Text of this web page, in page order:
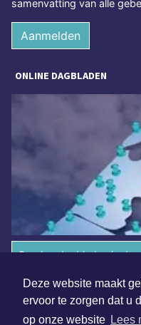
Deze website maakt
ervoor te zorgen dat u
op onze website Lees
samenvatting van alle
Aanmelden
ONLINE DAGBLADEN
Overige dagbladen in de
Algemene voorwaarden